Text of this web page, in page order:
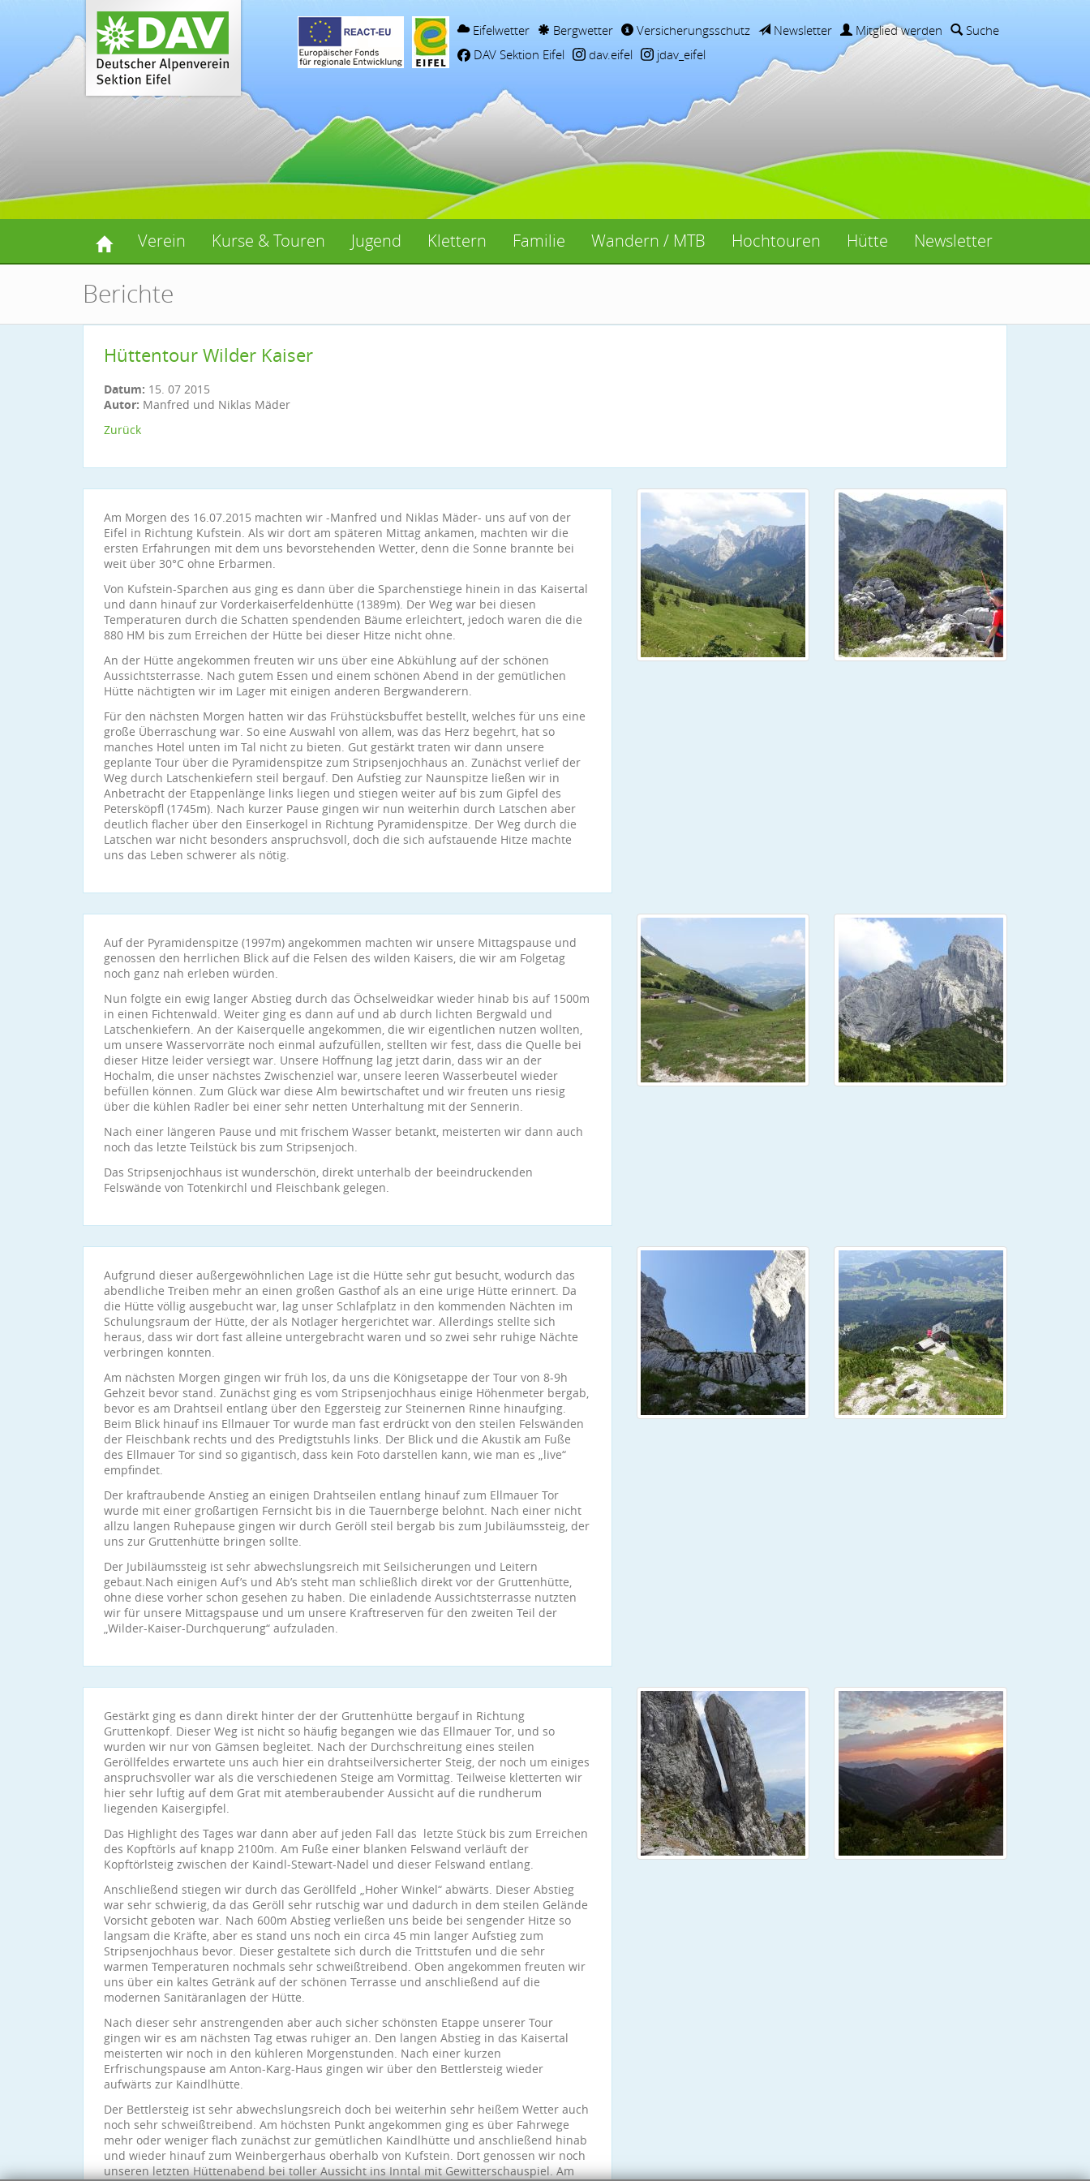
Eifelwetter Bergwetter Versicherungsschutz Newsletter Mitglied werden
Suche
DAV Sektion Eifel
dav.eifel jdav_eifel
Verein Kurse & Touren Jugend Klettern Familie Wandern / MTB Hochtouren Hütte Newsletter
Berichte
Hüttentour Wilder Kaiser
Datum: 15. 07 2015
Autor: Manfred und Niklas Mäder
Zurück
Am Morgen des 16.07.2015 machten wir -Manfred und Niklas Mäder- uns auf von der
Eifel in Richtung Kufstein. Als wir dort am späteren Mittag ankamen, machten wir die
ersten Erfahrungen mit dem uns bevorstehenden Wetter, denn die Sonne brannte bei
weit über 30°C ohne Erbarmen.
Von Kufstein-Sparchen aus ging es dann über die Sparchenstiege hinein in das Kaisertal
und dann hinauf zur Vorderkaiserfeldenhütte (1389m). Der Weg war bei diesen
Temperaturen durch die Schatten spendenden Bäume erleichtert, jedoch waren die die
880 HM bis zum Erreichen der Hütte bei dieser Hitze nicht ohne.
An der Hütte angekommen freuten wir uns über eine Abkühlung auf der schönen
Aussichtsterrasse. Nach gutem Essen und einem schönen Abend in der gemütlichen
Hütte nächtigten wir im Lager mit einigen anderen Bergwanderern.
Für den nächsten Morgen hatten wir das Frühstücksbuffet bestellt, welches für uns eine
große Überraschung war. So eine Auswahl von allem, was das Herz begehrt, hat so
manches Hotel unten im Tal nicht zu bieten. Gut gestärkt traten wir dann unsere
geplante Tour über die Pyramidenspitze zum Stripsenjochhaus an. Zunächst verlief der
Weg durch Latschenkiefern steil bergauf. Den Aufstieg zur Naunspitze ließen wir in
Anbetracht der Etappenlänge links liegen und stiegen weiter auf bis zum Gipfel des
Petersköpfl (1745m). Nach kurzer Pause gingen wir nun weiterhin durch Latschen aber
deutlich flacher über den Einserkogel in Richtung Pyramidenspitze. Der Weg durch die
Latschen war nicht besonders anspruchsvoll, doch die sich aufstauende Hitze machte
uns das Leben schwerer als nötig.
Auf der Pyramidenspitze (1997m) angekommen machten wir unsere Mittagspause und
genossen den herrlichen Blick auf die Felsen des wilden Kaisers, die wir am Folgetag
noch ganz nah erleben würden.
Nun folgte ein ewig langer Abstieg durch das Öchselweidkar wieder hinab bis auf 1500m
in einen Fichtenwald. Weiter ging es dann auf und ab durch lichten Bergwald und
Latschenkiefern. An der Kaiserquelle angekommen, die wir eigentlichen nutzen wollten,
um unsere Wasservorräte noch einmal aufzufüllen, stellten wir fest, dass die Quelle bei
dieser Hitze leider versiegt war. Unsere Hoffnung lag jetzt darin, dass wir an der
Hochalm, die unser nächstes Zwischenziel war, unsere leeren Wasserbeutel wieder
befüllen können. Zum Glück war diese Alm bewirtschaftet und wir freuten uns riesig
über die kühlen Radler bei einer sehr netten Unterhaltung mit der Sennerin.
Nach einer längeren Pause und mit frischem Wasser betankt, meisterten wir dann auch
noch das letzte Teilstück bis zum Stripsenjoch.
Das Stripsenjochhaus ist wunderschön, direkt unterhalb der beeindruckenden
Felswände von Totenkirchl und Fleischbank gelegen.
Aufgrund dieser außergewöhnlichen Lage ist die Hütte sehr gut besucht, wodurch das
abendliche Treiben mehr an einen großen Gasthof als an eine urige Hütte erinnert. Da
die Hütte völlig ausgebucht war, lag unser Schlafplatz in den kommenden Nächten im
Schulungsraum der Hütte, der als Notlager hergerichtet war. Allerdings stellte sich
heraus, dass wir dort fast alleine untergebracht waren und so zwei sehr ruhige Nächte
verbringen konnten.
Am nächsten Morgen gingen wir früh los, da uns die Königsetappe der Tour von 8-9h
Gehzeit bevor stand. Zunächst ging es vom Stripsenjochhaus einige Höhenmeter bergab,
bevor es am Drahtseil entlang über den Eggersteig zur Steinernen Rinne hinaufging.
Beim Blick hinauf ins Ellmauer Tor wurde man fast erdrückt von den steilen Felswänden
der Fleischbank rechts und des Predigtstuhls links. Der Blick und die Akustik am Fuße
des Ellmauer Tor sind so gigantisch, dass kein Foto darstellen kann, wie man es „live“
empfindet.
Der kraftraubende Anstieg an einigen Drahtseilen entlang hinauf zum Ellmauer Tor
wurde mit einer großartigen Fernsicht bis in die Tauernberge belohnt. Nach einer nicht
allzu langen Ruhepause gingen wir durch Geröll steil bergab bis zum Jubiläumssteig, der
uns zur Gruttenhütte bringen sollte.
Der Jubiläumssteig ist sehr abwechslungsreich mit Seilsicherungen und Leitern
gebaut.Nach einigen Auf’s und Ab’s steht man schließlich direkt vor der Gruttenhütte,
ohne diese vorher schon gesehen zu haben. Die einladende Aussichtsterrasse nutzten
wir für unsere Mittagspause und um unsere Kraftreserven für den zweiten Teil der
„Wilder-Kaiser-Durchquerung“ aufzuladen.
Gestärkt ging es dann direkt hinter der der Gruttenhütte bergauf in Richtung
Gruttenkopf. Dieser Weg ist nicht so häufig begangen wie das Ellmauer Tor, und so
wurden wir nur von Gämsen begleitet. Nach der Durchschreitung eines steilen
Geröllfeldes erwartete uns auch hier ein drahtseilversicherter Steig, der noch um einiges
anspruchsvoller war als die verschiedenen Steige am Vormittag. Teilweise kletterten wir
hier sehr luftig auf dem Grat mit atemberaubender Aussicht auf die rundherum
liegenden Kaisergipfel.
Das Highlight des Tages war dann aber auf jeden Fall das letzte Stück bis zum Erreichen
des Kopftörls auf knapp 2100m. Am Fuße einer blanken Felswand verläuft der
Kopftörlsteig zwischen der Kaindl-Stewart-Nadel und dieser Felswand entlang.
Anschließend stiegen wir durch das Geröllfeld „Hoher Winkel“ abwärts. Dieser Abstieg
war sehr schwierig, da das Geröll sehr rutschig war und dadurch in dem steilen Gelände
Vorsicht geboten war. Nach 600m Abstieg verließen uns beide bei sengender Hitze so
langsam die Kräfte, aber es stand uns noch ein circa 45 min langer Aufstieg zum
Stripsenjochhaus bevor. Dieser gestaltete sich durch die Trittstufen und die sehr
warmen Temperaturen nochmals sehr schweißtreibend. Oben angekommen freuten wir
uns über ein kaltes Getränk auf der schönen Terrasse und anschließend auf die
modernen Sanitäranlagen der Hütte.
Nach dieser sehr anstrengenden aber auch sicher schönsten Etappe unserer Tour
gingen wir es am nächsten Tag etwas ruhiger an. Den langen Abstieg in das Kaisertal
meisterten wir noch in den kühleren Morgenstunden. Nach einer kurzen
Erfrischungspause am Anton-Karg-Haus gingen wir über den Bettlersteig wieder
aufwärts zur Kaindlhütte.
Der Bettlersteig ist sehr abwechslungsreich doch bei weiterhin sehr heißem Wetter auch
noch sehr schweißtreibend. Am höchsten Punkt angekommen ging es über Fahrwege
mehr oder weniger flach zunächst zur gemütlichen Kaindlhütte und anschließend hinab
und wieder hinauf zum Weinbergerhaus oberhalb von Kufstein. Dort genossen wir noch
unseren letzten Hüttenabend bei toller Aussicht ins Inntal mit Gewitterschauspiel. Am